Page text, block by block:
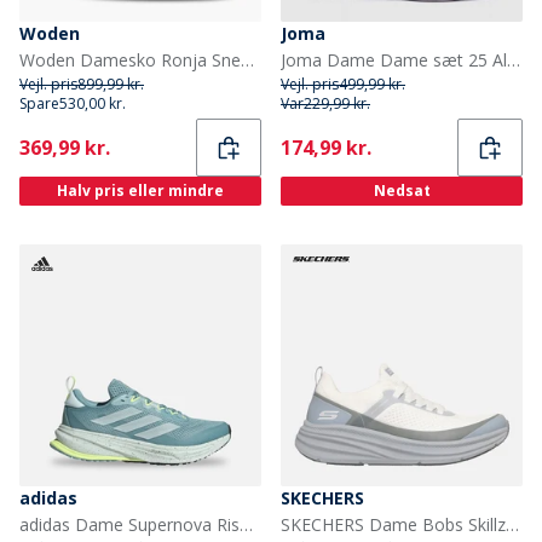
Woden
Woden Damesko Ronja Sneakers 214 Dark Olive/Orchid
Vejl. pris899,99 kr.
Spare530,00 kr.
Current
369,99 kr.
Halv pris eller mindre
Joma
Joma Dame Dame sæt 25 All Court Tennis sko Hvid
Vejl. pris499,99 kr.
Var229,99 kr.
Current
174,99 kr.
Nedsat
adidas
adidas Dame Supernova Rise ATR Neutrale Løbesko Mint Ton/Halo Mint/Hi-Res Yellow
SKECHERS
SKECHERS Dame Bobs Skillz Sneakers Hvid